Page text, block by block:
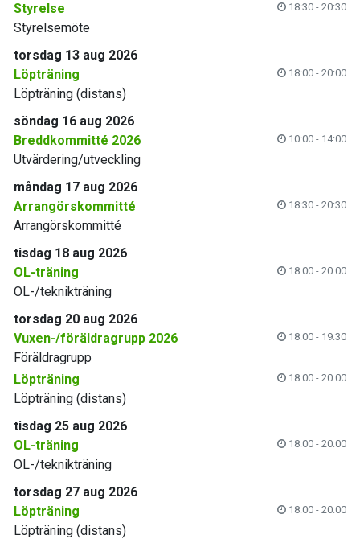
Styrelse 18:30 - 20:30
Styrelsemöte
torsdag 13 aug 2026
Löpträning
18:00 - 20:00
Löpträning (distans)
söndag 16 aug 2026
Breddkommitté 2026
10:00 - 14:00
Utvärdering/utveckling
måndag 17 aug 2026
Arrangörskommitté
18:30 - 20:30
Arrangörskommitté
tisdag 18 aug 2026
OL-träning
18:00 - 20:00
OL-/teknikträning
torsdag 20 aug 2026
Vuxen-/föräldragrupp 2026
18:00 - 19:30
Föräldragrupp
Löpträning
18:00 - 20:00
Löpträning (distans)
tisdag 25 aug 2026
OL-träning
18:00 - 20:00
OL-/teknikträning
torsdag 27 aug 2026
Löpträning
18:00 - 20:00
Löpträning (distans)